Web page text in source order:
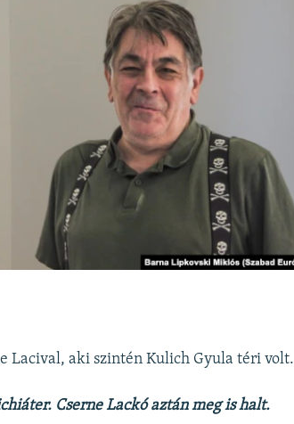
Lacival, aki szintén Kulich Gyula téri volt.
Cserne Lackó aztán meg is halt.